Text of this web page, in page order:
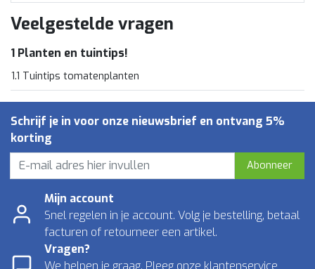
Veelgestelde vragen
1 Planten en tuintips!
1.1 Tuintips tomatenplanten
Schrijf je in voor onze nieuwsbrief en ontvang 5%
korting
Abonneer
Mijn account
Snel regelen in je account. Volg je bestelling, betaal
facturen of retourneer een artikel.
Vragen?
We helpen je graag. Pleeg onze klantenservice